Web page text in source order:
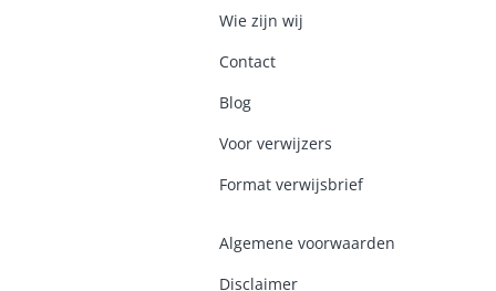
Wie zijn wij
Contact
Blog
Voor verwijzers
Format verwijsbrief
Algemene voorwaarden
Disclaimer